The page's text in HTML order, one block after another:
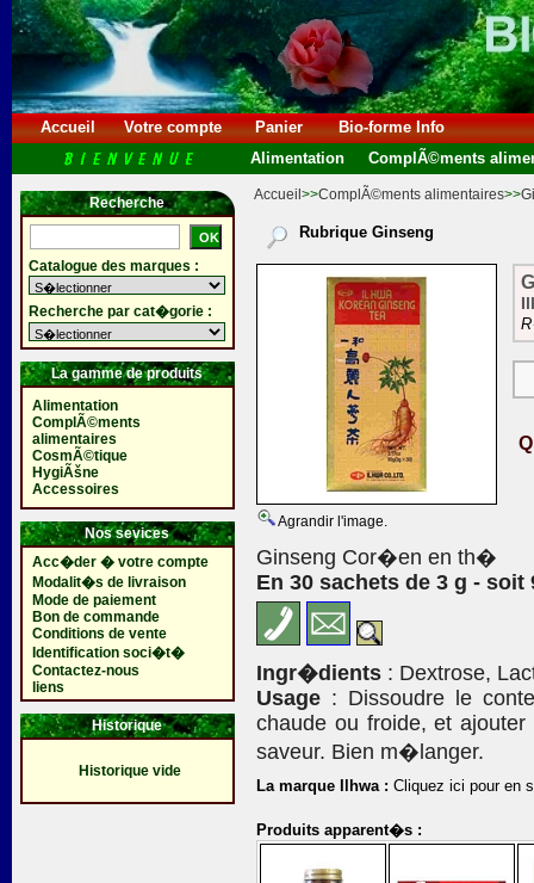
Accueil Votre compte Panier
Bio-forme Info
Alimentation
ComplÃ©ments
Recherche
Catalogue des marques :
Recherche par cat�gorie :
La gamme de produits
Alimentation
ComplÃ©ments
alimentaires
CosmÃ©tique
HygiÃšne
Accessoires
Nos sevices
Acc�der � votre compte
Modalit�s de livraison
Mode de paiement
Bon de commande
Conditions de vente
Identification soci�t�
Contactez-nous
liens
Historique
Historique vide
Accueil >>ComplÃ©ments alimentaires>>
Rubrique Ginseng
Agrandir l'image.
Ginseng Cor�en en th�
En 30 sachets de 3 g - soit
Ingr�dients : Dextrose,
Usage : Dissoudre le
chaude ou froide, et
saveur. Bien m�langer.
La marque Ilhwa : Cliquez ici pour en
Produits apparent�s :